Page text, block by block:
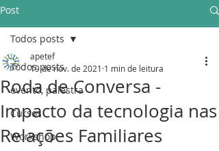
Post
Todos posts
evento, palestra
Cursos
Workshop
Todos posts
Roda de Conversa -
Impacto da tecnologia nas
Relações Familiares
apetef
19 de nov. de 2021 1 min de leitura